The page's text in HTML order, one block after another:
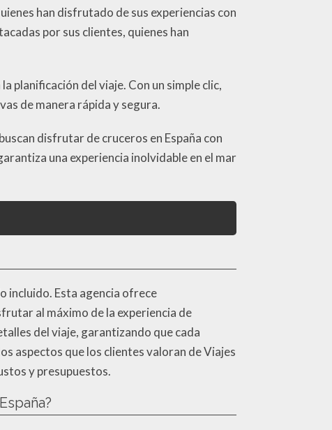
han disfrutado de sus experiencias con
por sus clientes, quienes han
planificación del viaje. Con un simple clic,
de manera rápida y segura.
disfrutar de cruceros en España con
una experiencia inolvidable en el mar
incluido. Esta agencia ofrece
al máximo de la experiencia de
del viaje, garantizando que cada
aspectos que los clientes valoran de Viajes
y presupuestos.